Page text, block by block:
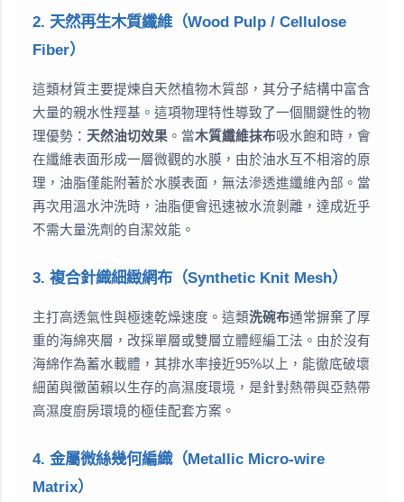
2. 天然再生木質纖維（Wood Pulp / Cellulose
Fiber）
這類材質主要提煉自天然植物木質部，其分子結構中富含
大量的親水性羥基。這項物理特性導致了一個關鍵性的物
理優勢： 天然油切效果 。當木質纖維抹布吸水飽和時，會
在纖維表面形成一層微觀的水膜，由於油水互不相溶的原
理，油脂僅能附著於水膜表面，無法滲透進纖維內部。當
再次用溫水沖洗時，油脂便會迅速被水流剝離，達成近乎
不需大量洗劑的自潔效能。
3. 複合針織細緻網布（Synthetic Knit Mesh）
主打高透氣性與極速乾燥速度。這類洗碗布通常摒棄了厚
重的海綿夾層，改採單層或雙層立體經編工法。由於沒有
海綿作為蓄水載體，其排水率接近95%以上，能徹底破壞
細菌與黴菌賴以生存的高濕度環境，是針對熱帶與亞熱帶
高濕度廚房環境的極佳配套方案。
4. 金屬微絲幾何編織（Metallic Micro-wire
Matrix）